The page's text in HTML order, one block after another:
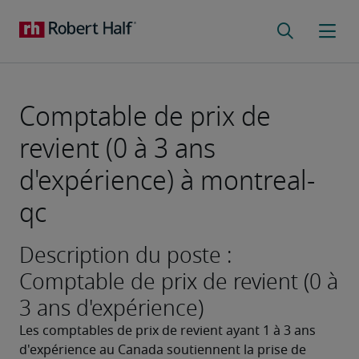
Comptable de prix de
revient (0 à 3 ans
d'expérience) à montreal-
qc
Description du poste :
Comptable de prix de revient (0 à
3 ans d'expérience)
Les comptables de prix de revient ayant 1 à 3 ans
d'expérience au Canada soutiennent la prise de